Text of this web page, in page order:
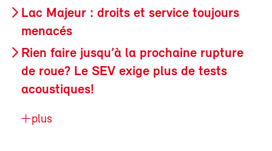
Lac Majeur : droits et service toujours
menacés
Rien faire jusqu’à la prochaine rupture
de roue? Le SEV exige plus de tests
acoustiques!
plus